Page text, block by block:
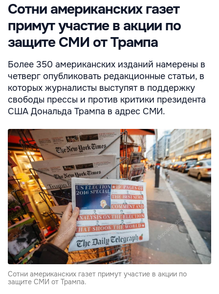
Сотни американских газет
примут участие в акции по
защите СМИ от Трампа
Более 350 американских изданий намерены в
четверг опубликовать редакционные статьи, в
которых журналисты выступят в поддержку
свободы прессы и против критики президента
США Дональда Трампа в адрес СМИ.
Сотни американских газет примут участие в акции по
защите СМИ от Трампа.